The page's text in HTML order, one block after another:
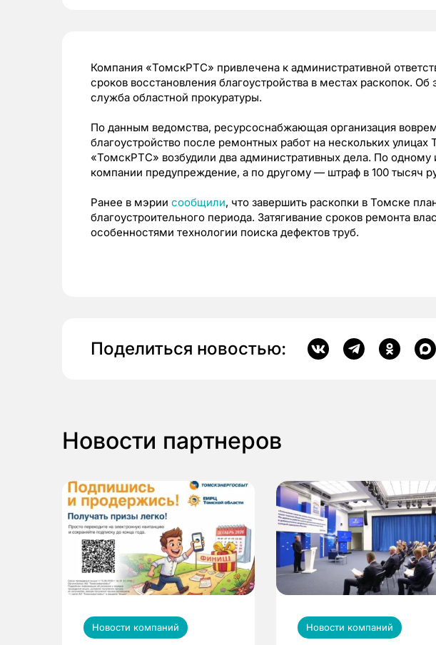
Компания «ТомскРТС» привлечена к административной
сроков восстановления благоустройства в местах раскопок. Об
служба областной прокуратуры.
По данным ведомства, ресурсоснабжающая организация
благоустройство после ремонтных работ на нескольких улицах
«ТомскРТС» возбудили два административных дела. По одному
компании предупреждение, а по другому — штраф в 100 тысяч
Ранее в мэрии сообщили, что завершить раскопки в Томске
благоустроительного периода. Затягивание сроков ремонта
особенностями технологии поиска дефектов труб.
Поделиться новостью:
Новости партнеров
Новости компаний Новости компаний